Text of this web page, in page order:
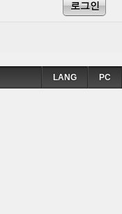
PC
LANG